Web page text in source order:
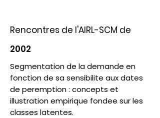
Rencontres de l'AIRL-SCM de
2002
Segmentation de la demande en
fonction de sa sensibilite aux dates
de peremption : concepts et
illustration empirique fondee sur les
classes latentes.